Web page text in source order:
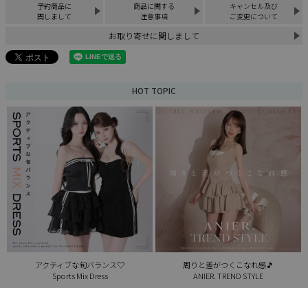
予約商品に
関しまして
商品に関する
注意事項
キャンセル及び
ご変更について
お取り寄せに関しまして
HOT TOPIC
アクティブな旬バランス♡
Sports Mix Dress
周りと差がつくこなれ感🎵
ANIER. TREND STYLE